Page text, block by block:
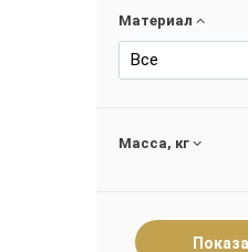
Материал
Все
Масса, кг